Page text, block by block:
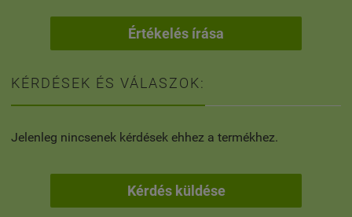
Értékelés írása
KÉRDÉSEK ÉS VÁLASZOK:
Jelenleg nincsenek kérdések ehhez a termékhez.
Kérdés küldése